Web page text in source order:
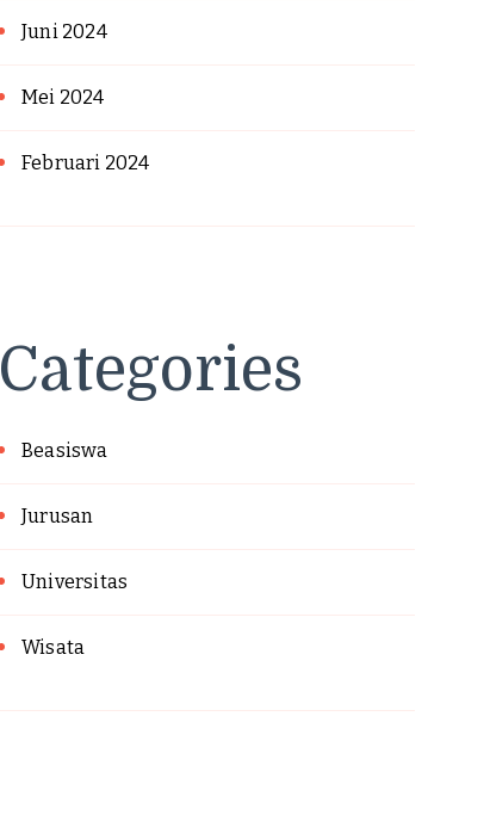
Juni 2024
Mei 2024
Februari 2024
Categories
Beasiswa
Jurusan
Universitas
Wisata